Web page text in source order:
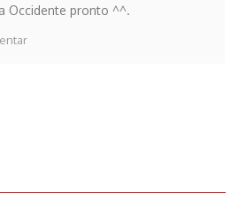
Occidente pronto ^^.